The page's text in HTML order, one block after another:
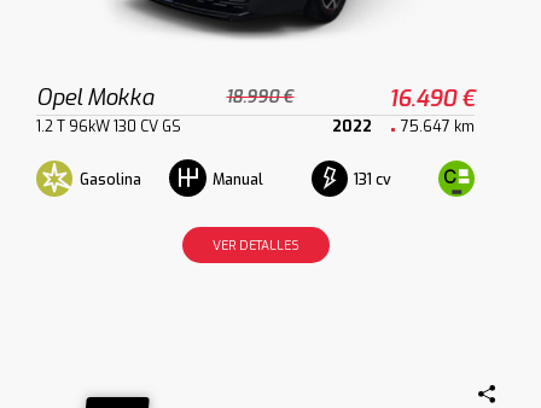
Opel Mokka 18.990 € 16.490 €
1.2 T 96kW 130 CV GS 2022 75.647 km
Gasolina Manual 131 cv
VER DETALLES